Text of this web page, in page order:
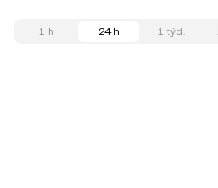
1 h 24 h 1 týd.